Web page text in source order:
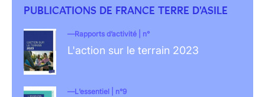
PUBLICATIONS DE FRANCE TERRE D'ASILE
Rapports d’activité | n°
L'action sur le terrain 2023
L’essentiel | n°9